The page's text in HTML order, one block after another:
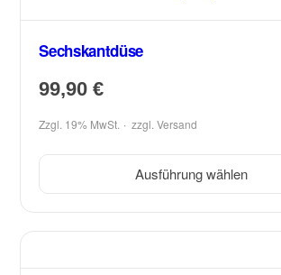
Sechskantdüse
99,90€
Zzgl. 19% MwSt. zzgl.Versand
Ausführung wählen